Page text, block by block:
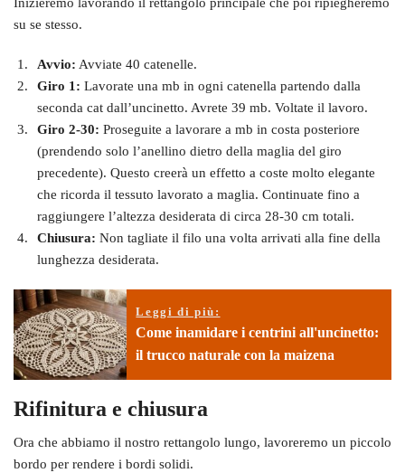
Inizieremo lavorando il rettangolo principale che poi ripiegheremo
su se stesso.
Avvio: Avviate 40 catenelle.
Giro 1: Lavorate una mb in ogni catenella partendo dalla
seconda cat dall’uncinetto. Avrete 39 mb. Voltate il lavoro.
Giro 2-30: Proseguite a lavorare a mb in costa posteriore
(prendendo solo l’anellino dietro della maglia del giro
precedente). Questo creerà un effetto a coste molto elegante
che ricorda il tessuto lavorato a maglia. Continuate fino a
raggiungere l’altezza desiderata di circa 28-30 cm totali.
Chiusura: Non tagliate il filo una volta arrivati alla fine della
lunghezza desiderata.
Leggi di più:
Come inamidare i centrini all'uncinetto:
il trucco naturale con la maizena
Rifinitura e chiusura
Ora che abbiamo il nostro rettangolo lungo, lavoreremo un piccolo
bordo per rendere i bordi solidi.